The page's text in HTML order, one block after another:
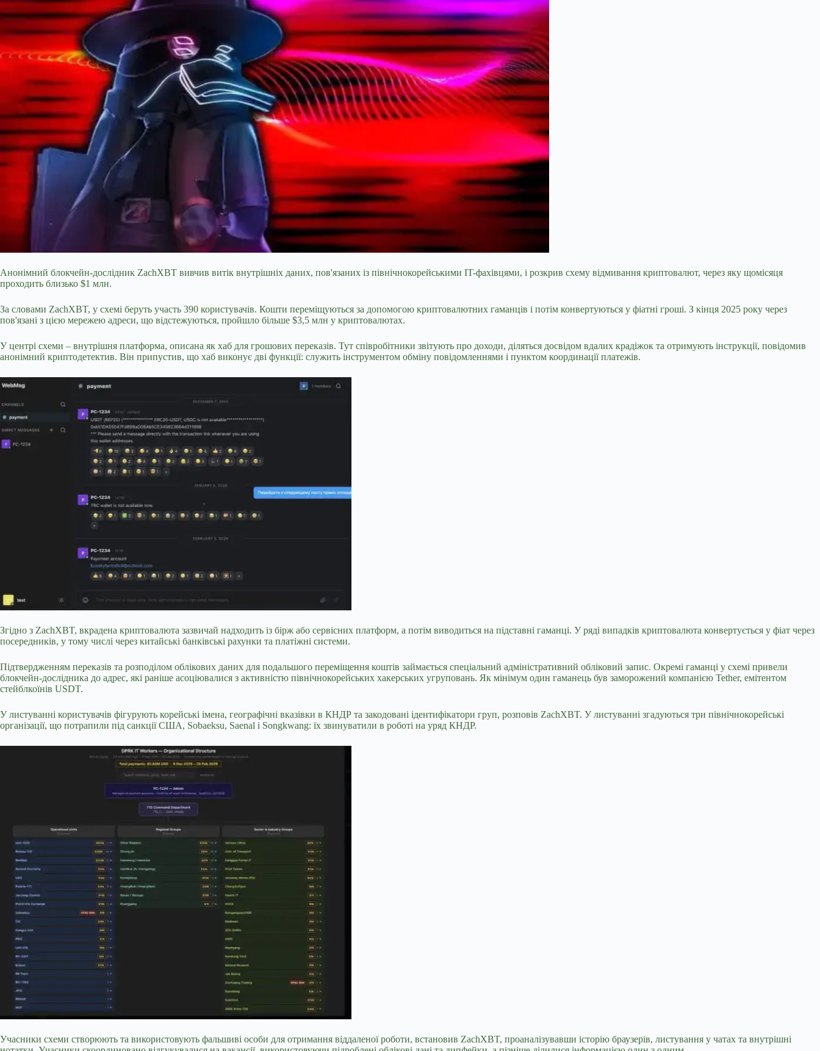
Анонімний блокчейн-дослідник ZachXBT вивчив витік внутрішніх даних, пов'язаних із північнокорейськими IT-фахівцями, і розкрив схему відмивання криптовалют, через яку щомісяця
проходить близько $1 млн.
За словами ZachXBT, у схемі беруть участь 390 користувачів. Кошти переміщуються за допомогою криптовалютних гаманців і потім конвертуються у фіатні гроші. З кінця 2025 року через
пов'язані з цією мережею адреси, що відстежуються, пройшло більше $3,5 млн у криптовалютах.
У центрі схеми – внутрішня платформа, описана як хаб для грошових переказів. Тут співробітники звітують про доходи, діляться досвідом вдалих крадіжок та отримують інструкції, повідомив
анонімний криптодетектив. Він припустив, що хаб виконує дві функції: служить інструментом обміну повідомленнями і пунктом координації платежів.
Згідно з ZachXBT, вкрадена криптовалюта зазвичай надходить із бірж або сервісних платформ, а потім виводиться на підставні гаманці. У ряді випадків криптовалюта конвертується у фіат через
посередників, у тому числі через китайські банківські рахунки та платіжні системи.
Підтвердженням переказів та розподілом облікових даних для подальшого переміщення коштів займається спеціальний адміністративний обліковий запис. Окремі гаманці у схемі привели
блокчейн-дослідника до адрес, які раніше асоціювалися з активністю північнокорейських хакерських угруповань. Як мінімум один гаманець був заморожений компанією Tether, емітентом
стейблкоїнів USDT.
У листуванні користувачів фігурують корейські імена, географічні вказівки в КНДР та закодовані ідентифікатори груп, розповів ZachXBT. У листуванні згадуються три північнокорейські
організації, що потрапили під санкції США, Sobaeksu, Saenal і Songkwang: їх звинуватили в роботі на уряд КНДР.
Учасники схеми створюють та використовують фальшиві особи для отримання віддаленої роботи, встановив ZachXBT, проаналізувавши історію браузерів, листування у чатах та внутрішні